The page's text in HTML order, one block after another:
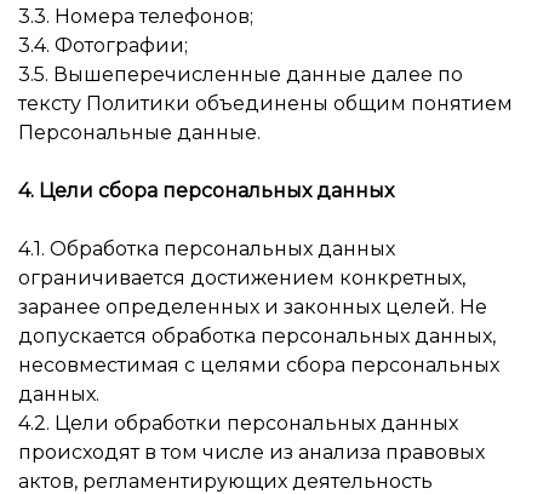
3.3. Номера телефонов;
3.4. Фотографии;
3.5. Вышеперечисленные данные далее по
тексту Политики объединены общим понятием
Персональные данные.
4. Цели сбора персональных данных
4.1. Обработка персональных данных
ограничивается достижением конкретных,
заранее определенных и законных целей. Не
допускается обработка персональных данных,
несовместимая с целями сбора персональных
данных.
4.2. Цели обработки персональных данных
происходят в том числе из анализа правовых
актов, регламентирующих деятельность